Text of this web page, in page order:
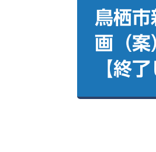
鳥栖
画（案
【終